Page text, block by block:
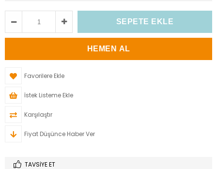
Favorilere Ekle
İstek Listeme Ekle
Karşılaştır
Fiyat Düşünce Haber Ver
TAVSIYE ET